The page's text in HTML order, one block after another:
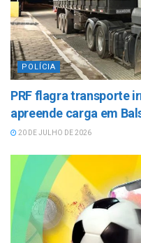
POLÍCIA
PRF flagra transporte
apreende carga em
20 DE JULHO DE 2026